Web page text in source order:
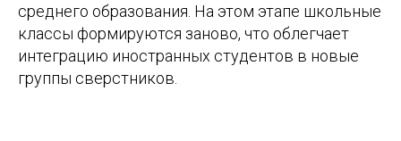
среднего образования. На этом этапе школьные
классы формируются заново, что облегчает
интеграцию иностранных студентов в новые
группы сверстников.